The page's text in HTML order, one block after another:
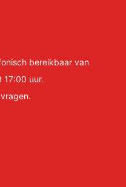
bereikbaar van
uur.